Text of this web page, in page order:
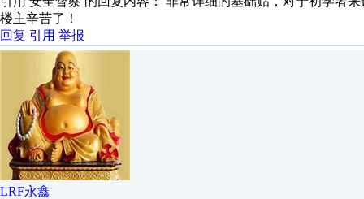
楼主辛苦了！
回复 引用 举报
LRF永鑫